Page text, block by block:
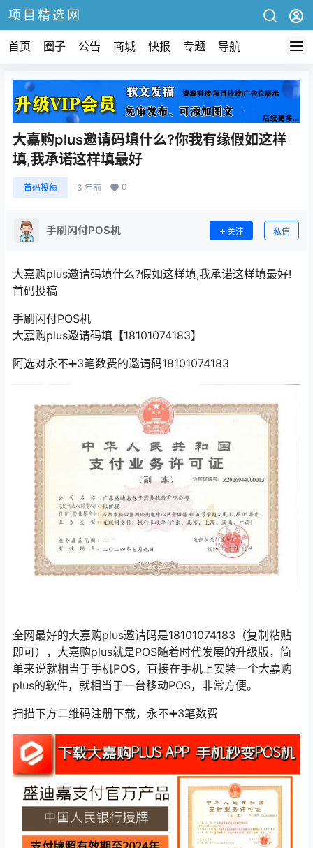
项目精选网
首页 圈子 公告 商城 快报 专题 导航
大嘉购plus邀请码填什么?你我有缘假如这样
填,我承诺这样填最好
首码投稿 3 年前 0
手刷闪付POS机 关注 私信
大嘉购plus邀请码填什么?假如这样填,我承诺这样填最好!
首码投稿
手刷闪付POS机
大嘉购plus邀请码填【18101074183】
阿选对永不➕3笔数费的邀请码18101074183
全网最好的大嘉购plus邀请码是18101074183（复制粘贴
即可），大嘉购plus就是POS随着时代发展的升级版，简
单来说就相当于手机POS，直接在手机上安装一个大嘉购
plus的软件，就相当于一台移动POS，非常方便。
扫描下方二维码注册下载，永不➕3笔数费